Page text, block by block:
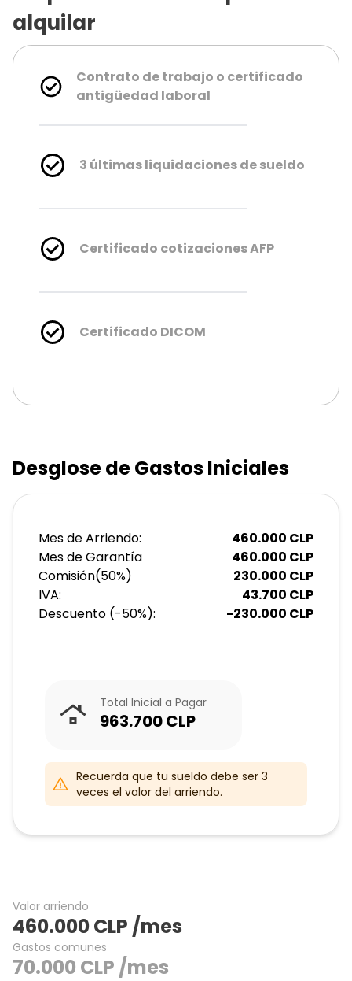
alquilar
Contrato de trabajo o certificado
antigüedad laboral
3 últimas liquidaciones de sueldo
Certificado cotizaciones AFP
Certificado DICOM
Desglose de Gastos Iniciales
Mes de Arriendo: 460.000 CLP
Mes de Garantía
460.000 CLP
Comisión(50%) 230.000 CLP
IVA:
43.700 CLP
Descuento (-50%): -230.000 CLP
Total Inicial a Pagar
963.700CLP
Recuerda que tu sueldo debe ser 3
veces el valor del arriendo.
Valor arriendo
460.000CLP /mes
Gastos comunes
70.000 CLP /mes